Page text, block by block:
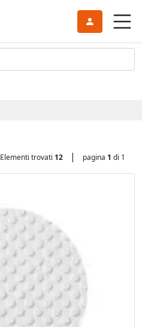
Elementi trovati 12 | pagina 1 di 1